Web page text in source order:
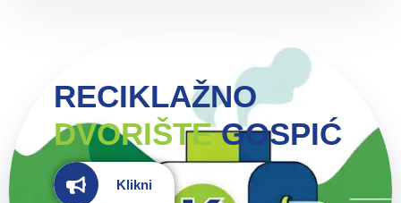
RECIKLAŽNO
DVORIŠTE GOSPIĆ
Klikni